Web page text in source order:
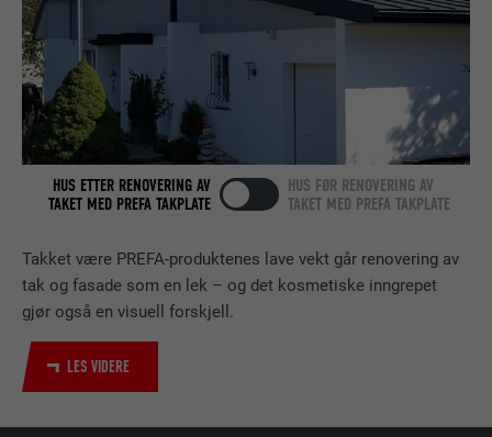
Takket være PREFA-produktenes lave vekt går renovering av
tak og fasade som en lek – og det kosmetiske inngrepet
gjør også en visuell forskjell.
LES VIDERE
HUS ETTER RENOVERING AV
TAKET MED PREFA TAKPLATE
HUS FØR RENOVERING AV
TAKET MED PREFA TAKPLATE
FORMÅL
Bruk av SoMe-tjenesten LinkedIn for å
følge bruken av innebygde tjenester.
NAVN bscookie
TILBYDER LinkedIn
FORLØP 2 år
FORMÅL
Bruk av SoMe-tjenesten LinkedIn for å